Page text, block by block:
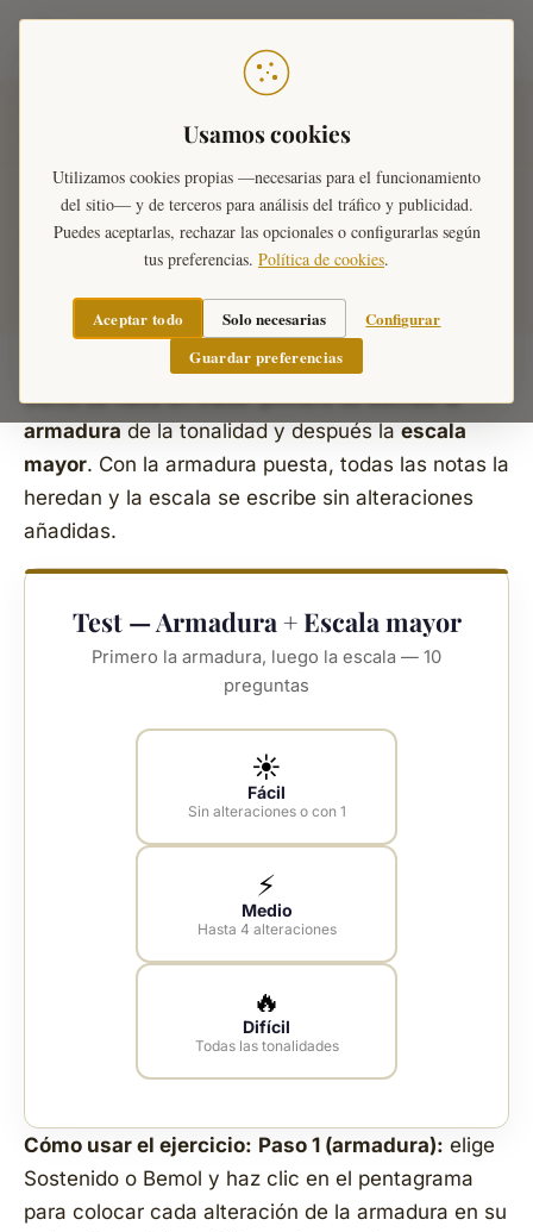
Usamos cookies
Utilizamos cookies propias —necesarias para el funcionamiento
del sitio— y de terceros para análisis del tráfico y publicidad.
Puedes aceptarlas, rechazar las opcionales o configurarlas según
tus preferencias. Política de cookies.
Aceptar todo Solo necesarias
Configurar
Guardar preferencias
Mayor con Armadura
Construir la Escala Mayor con
Armadura
Como se hace en clase: primero se escribe la
armadura de la tonalidad y después la escala
mayor. Con la armadura puesta, todas las notas la
heredan y la escala se escribe sin alteraciones
añadidas.
Test — Armadura + Escala mayor
Primero la armadura, luego la escala — 10
preguntas
☀️
Fácil
Sin alteraciones o con 1
⚡
Medio
Hasta 4 alteraciones
🔥
Difícil
Todas las tonalidades
Cómo usar el ejercicio: Paso 1 (armadura): elige
Sostenido o Bemol y haz clic en el pentagrama
para colocar cada alteración de la armadura en su